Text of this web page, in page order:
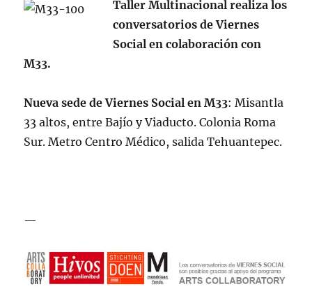
Taller Multinacional realiza los
conversatorios de Viernes
Social en colaboración con
M33.
Nueva sede de Viernes Social en M33: Misantla
33 altos, entre Bajío y Viaducto. Colonia Roma
Sur. Metro Centro Médico, salida Tehuantepec.
—